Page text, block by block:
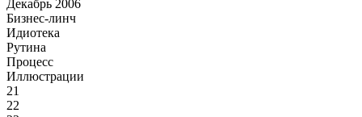
Декабрь 2006
Бизнес-линч
Идиотека
Рутина
Процесс
Иллюстрации
21
22